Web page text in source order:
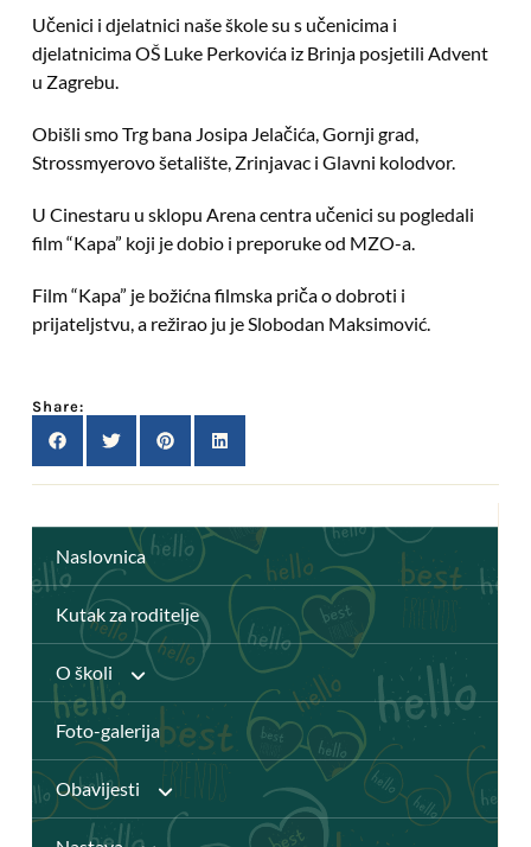
Naslovnica
Kutak za roditelje
O školi
Anž Frankopan
Knjižnica
Foto-galerija
Obavijesti
Učenici i djelatnici naše škole su s učenicima i
djelatnicima OŠ Luke Perkovića iz Brinja posjetili Advent
u Zagrebu.
Obišli smo Trg bana Josipa Jelačića, Gornji grad,
Strossmyerovo šetalište, Zrinjavac i Glavni kolodvor.
U Cinestaru u sklopu Arena centra učenici su pogledali
film “Kapa” koji je dobio i preporuke od MZO-a.
Film “Kapa” je božićna filmska priča o dobroti i
prijateljstvu, a režirao ju je Slobodan Maksimović.
Share: